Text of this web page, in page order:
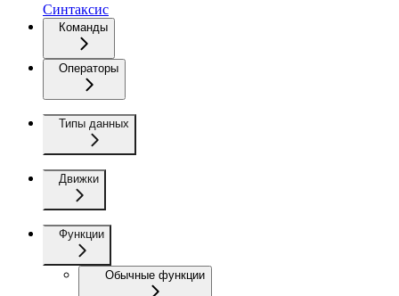
Синтаксис
Команды
Операторы
Типы данных
Движки
Функции
Обычные функции